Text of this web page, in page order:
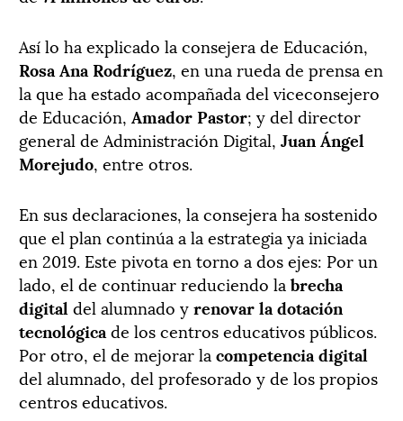
Así lo ha explicado la consejera de Educación,
Rosa Ana Rodríguez, en una rueda de prensa en
la que ha estado acompañada del viceconsejero
de Educación, Amador Pastor; y del director
general de Administración Digital, Juan Ángel
Morejudo, entre otros.
En sus declaraciones, la consejera ha sostenido
que el plan continúa a la estrategia ya iniciada
en 2019. Este pivota en torno a dos ejes: Por un
lado, el de continuar reduciendo la brecha
digital del alumnado yrenovar la dotación
tecnológica de los centros educativos públicos.
Por otro, el de mejorar la competencia digital
del alumnado, del profesorado y de los propios
centros educativos.